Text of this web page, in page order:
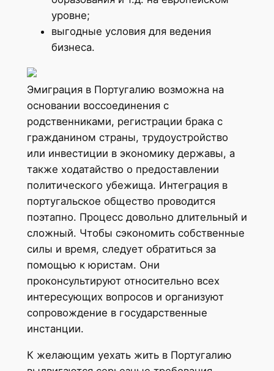
уровне;
выгодные условия для ведения
бизнеса.
Эмиграция в Португалию возможна на
основании воссоединения с
родственниками, регистрации брака с
гражданином страны, трудоустройство
или инвестиции в экономику державы, а
также ходатайство о предоставлении
политического убежища. Интеграция в
португальское общество проводится
поэтапно. Процесс довольно длительный и
сложный. Чтобы сэкономить собственные
силы и время, следует обратиться за
помощью к юристам. Они
проконсультируют относительно всех
интересующих вопросов и организуют
сопровождение в государственные
инстанции.
К желающим уехать жить в Португалию